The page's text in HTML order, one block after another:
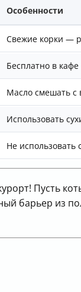
Особенности
Свежие корки —
Бесплатно в кафе
Масло смешать с
Использовать
Не
Пусть
барьер из